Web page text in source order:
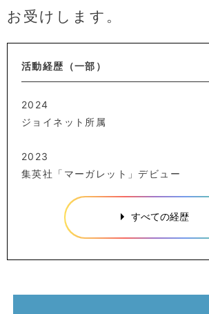
お受けします。
活動経歴（一部）
2024
ジョイネット所属
2023
集英社「マーガレット」デビュー
すべての経歴